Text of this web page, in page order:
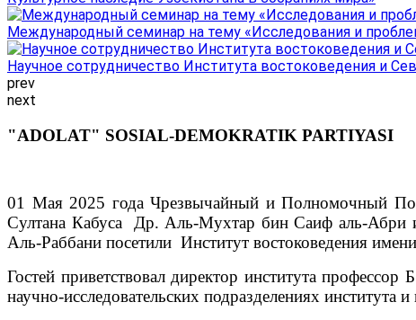
Международный семинар на тему «Исследования и
Научное сотрудничество Института востоковедения и
prev
next
"ADOLAT" SOSIAL-DEMOKRATIK PARTIYASI
01 Мая 2025 года Чрезвычайный и Полномочный
Султана Кабуса Др. Аль-Мухтар бин Саиф аль-Абри
Аль-Раббани посетили Институт востоковедения
Гостей приветствовал директор института
научно-исследовательских подразделениях института